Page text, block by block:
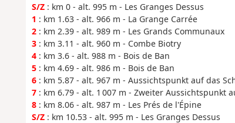
S/Z: km 0 - alt. 995 m - Les Granges Dessus
1 : km 1.63 - alt. 966 m - La Grange Carrée
2: km 2.39 - alt. 989 m - Les Grands Communaux
3: km 3.11 - alt. 960 m - Combe Biotry
4: km 3.6 - alt. 988 m - Bois de Ban
5: km 4.69 - alt. 986 m - Bois de Ban
6: km 5.87 - alt. 967 m - Aussichtspunkt auf das
7: km 6.79 - alt. 1 007 m - Zweiter Aussichtspunkt
8: km 8.06 - alt. 987 m - Les Prés de l'Épine
S/Z: km 10.53 - alt. 995 m - Les Granges Dessus